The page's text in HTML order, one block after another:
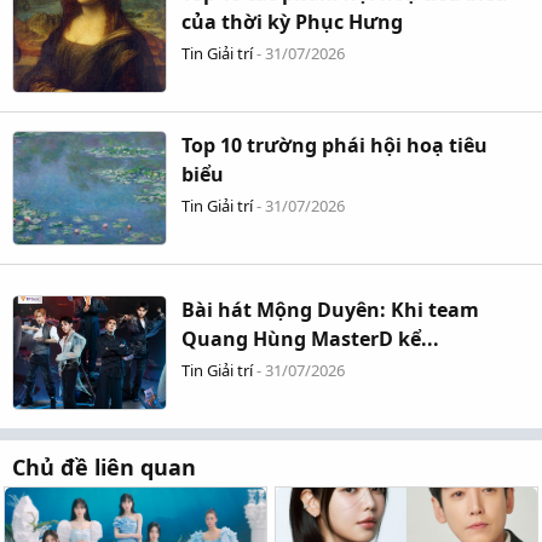
Bên cạnh đó, cách phát âm của AEN còn gợi liên tưởng đến từ
“Eien” (永遠) trong tiếng Nhật, mang ý nghĩa “vĩnh cửu”. Điều
này thể hiện mong muốn của các thành viên về một hành
trình dài lâu cùng người hâm mộ, đồng thời phản ánh tinh
thần phát triển không ngừng và khả năng thích nghi với
những thay đổi của thị trường âm nhạc toàn cầu.
Cái tên AEN chứa đựng nhiều ý nghĩa (Ảnh: Internet) tập đoàn
giải trí Nhật Bản Amuse Inc
Showcase đầu tiên tại Tokyo mở
màn tham vọng toàn cầu của AEN
Để đánh dấu bước khởi đầu chính thức, AEN sẽ tổ chức
showcase đầu tay mang tên “AEN Greeting Showcase ‘First
Encounter’” vào ngày 27/6 tại TOKYO SGC HALL ARIAKE. Đây
sẽ là lần đầu tiên nhóm biểu diễn trước công chúng với tư
cách một nghệ sĩ chính thức.
của thời kỳ Phục Hưng
Tin Giải trí- 31/07/2026
Top 10 trường phái hội hoạ tiêu
biểu
Tin Giải trí- 31/07/2026
Bài hát Mộng Duyên: Khi team
Quang Hùng MasterD kể...
Tin Giải trí- 31/07/2026
Chủ đề liên quan